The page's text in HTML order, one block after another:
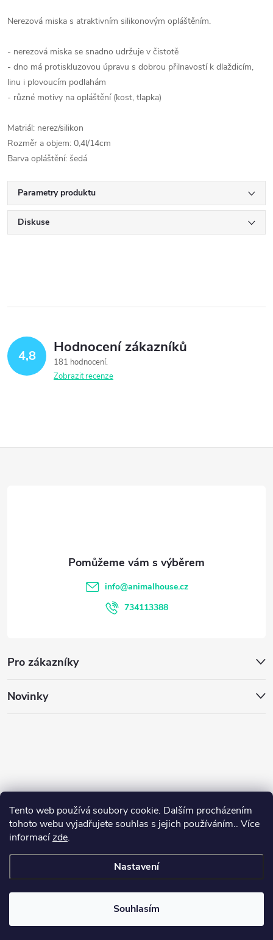
Tento web používá soubory cookie. Dalším procházením
tohoto webu vyjadřujete souhlas s jejich používáním.. Více
informacízde.
Nastavení
Souhlasím
Nerezová miska s atraktivním silikonovým opláštěním.
- nerezová miska se snadno udržuje v čistotě
- dno má protiskluzovou úpravu s dobrou přilnavostí k dlaždicím,
linu i plovoucím podlahám
- různé motivy na opláštění (kost, tlapka)
Matriál: nerez/silikon
Rozměr a objem: 0,4l/14cm
Barva opláštění: šedá
Parametry produktu
Diskuse
4,8 Hodnocení zákazníků
181 hodnocení
Zobrazit recenze
Pro zákazníky
Novinky
info@animalhouse.cz
734113388
Copyright 2026Animalhouse.cz. Všechna práva vyhrazena.